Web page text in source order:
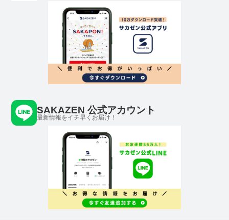
SAKAZEN 公式アカウント
最新情報をイチ早くお届け！